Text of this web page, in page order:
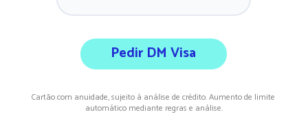
Pedir DM Visa
Cartão com anuidade, sujeito à análise de crédito. Aumento de limite
automático mediante regras e análise.